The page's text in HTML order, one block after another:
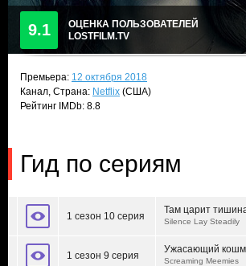
9.1
ОЦЕНКА ПОЛЬЗОВАТЕЛЕЙ
LOSTFILM.TV
Премьера: 12 октября 2018
Канал, Страна: Netflix (США)
Рейтинг IMDb: 8.8
Гид по сериям
1 сезон 10 серия
Там царит
Silence Lay Steadily
1 сезон 9 серия
Ужасающий
Screaming Meemies